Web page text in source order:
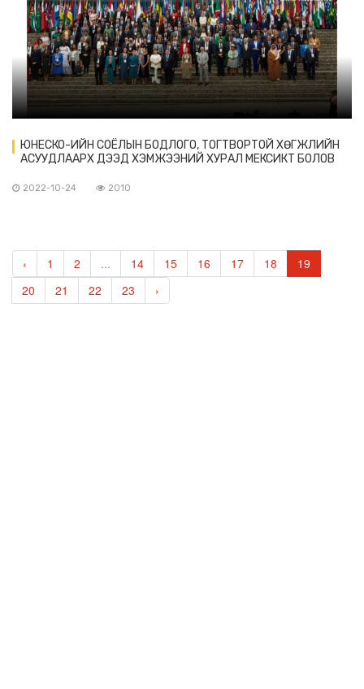
ЮНЕСКО-ИЙН СОЁЛЫН БОДЛОГО, ТОГТВОРТОЙ ХӨГЖЛИЙН
АСУУДЛААРХ ДЭЭД ХЭМЖЭЭНИЙ ХУРАЛ МЕКСИКТ БОЛОВ
2022-10-24 2010
‹ 1 2 ... 14 15 16 17 18
19
20
21 22 23 ›